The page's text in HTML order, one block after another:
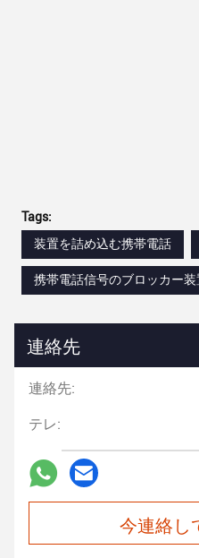
Tags:
装置を詰め込む携帯電話
携帯電話信号のブロッカー装
連絡先
連絡先:
テレ:
今連絡し